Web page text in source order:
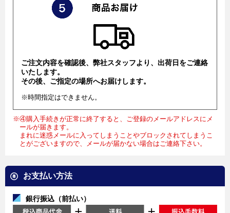
ご注文内容を確認後、弊社スタッフより、出荷日をご連絡
いたします。
その後、ご指定の場所へお届けします。
※時間指定はできません。
※④購入手続きが正常に終了すると、ご登録のメールアドレスにメ
ールが届きます。
まれに迷惑メールに入ってしまうことやブロックされてしまうこ
とがございますので、メールが届かない場合はご連絡下さい。
お支払い方法
銀行振込（前払い）